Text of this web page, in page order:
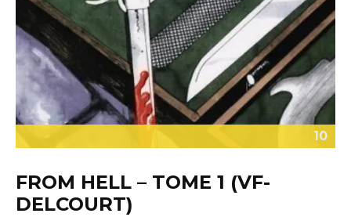
10
FROM HELL – TOME 1 (VF-
DELCOURT)